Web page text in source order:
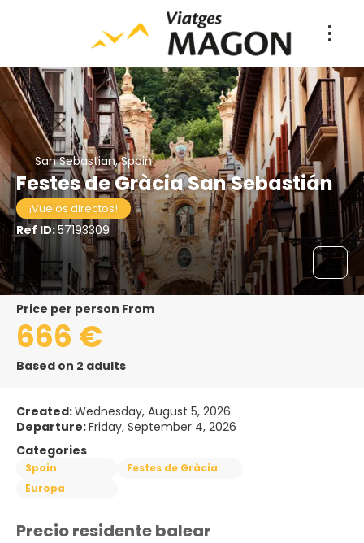
San Sebastian, Spain
Festes de Gràcia San Sebastián
¡Vuelos directos!
Ref ID:57193309
price per person From
666 €
Based on 2 adults
Created:Wednesday, August 5, 2026
Departure:Friday, September 4, 2026
Categories
Spain
Festes de Gràcia
Europa
Precio residente balear